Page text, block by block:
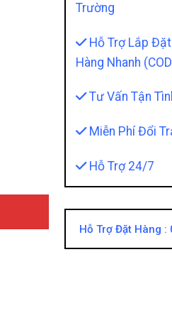
2020 Nổi Bật, Thể Hiện Cá
Trường
Hỗ Trợ Lắp Đặt
Hàng Nhanh
Tư Vấn Tận
Miễn Phí Đổi
Hỗ Trợ 24/7
Hỗ Trợ Đặt Hàng :